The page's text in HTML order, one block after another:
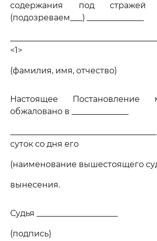
содержания под стражей
(подозреваем___) ______________
<1>
(фамилия, имя, отчество)
Настоящее Постановление
обжаловано в ______________
суток со дня его
(наименование вышестоящего
вынесения.
Судья ____________________
(подпись)